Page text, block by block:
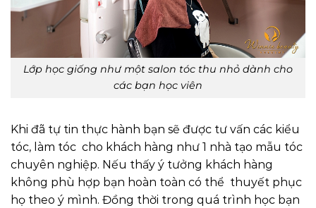
Lớp học giống như một salon tóc thu nhỏ dành cho
các bạn học viên
Khi đã tự tin thực hành bạn sẽ được tư vấn các kiểu
tóc, làm tóc cho khách hàng như 1 nhà tạo mẫu tóc
chuyên nghiệp. Nếu thấy ý tưởng khách hàng
không phù hợp bạn hoàn toàn có thể thuyết phục
họ theo ý mình. Đồng thời trong quá trình học bạn